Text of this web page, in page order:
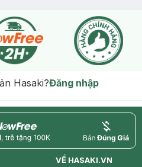
Hasaki?Đăng nhập
price
VỀ HASAKI.VN